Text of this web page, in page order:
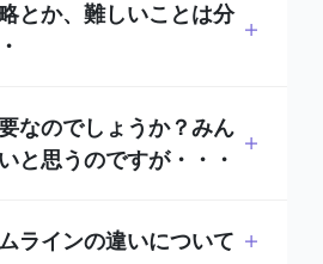
とか、難しいことは分
なのでしょうか？みん
と思うのですが・・・
ラインの違いについて